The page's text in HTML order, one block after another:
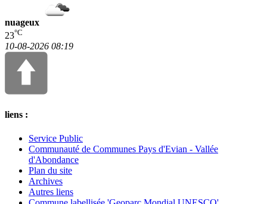
nuageux
23°C
10-08-2026 08:19
liens :
Service Public
Communauté de Communes Pays d'Evian - Vallée
d'Abondance
Plan du site
Archives
Autres liens